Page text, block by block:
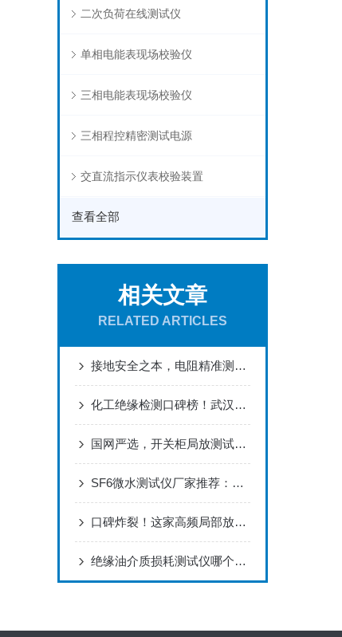
二次负荷在线测试仪
单相电能表现场校验仪
三相电能表现场校验仪
三相程控精密测试电源
交直流指示仪表校验装置
查看全部
相关文章
RELATED ARTICLES
接地安全之本，电阻精准测量：接地电阻测试仪化工项目配套 值得选择！
化工绝缘检测口碑榜！武汉特高压工频无局放设备获企业力荐
国网严选，开关柜局放测试仪行业优选品牌，两大厂家优势解析
SF6微水测试仪厂家推荐：守护气体绝缘“干燥度”
口碑炸裂！这家高频局部放电检测仪现货商让客户连夜下单抢购
绝缘油介质损耗测试仪哪个厂家好？解析武汉特高压测试仪的技术精髓